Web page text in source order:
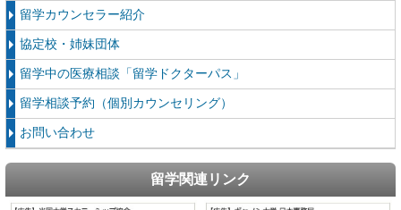
留学カウンセラー紹介
協定校・姉妹団体
留学中の医療相談「留学ドクターパス」
留学相談予約（個別カウンセリング）
お問い合わせ
留学関連リンク